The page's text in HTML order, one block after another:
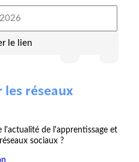
le lien
les réseaux
l'actualité de l'apprentissage et
sociaux ?